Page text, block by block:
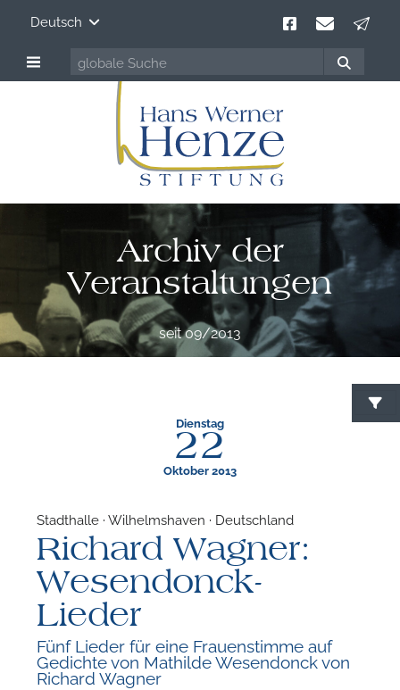
Deutsch
Archiv der
Veranstaltungen
seit 09/2013
Dienstag
22
Oktober 2013
Stadthalle · Wilhelmshaven · Deutschland
Richard Wagner:
Wesendonck-
Lieder
Fünf Lieder für eine Frauenstimme auf
Gedichte von Mathilde Wesendonck von
Richard Wagner